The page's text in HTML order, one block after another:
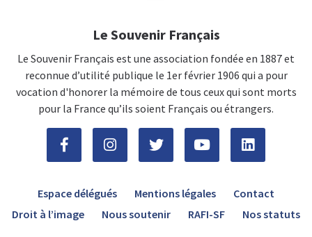
Le Souvenir Français
Le Souvenir Français est une association fondée en 1887 et
reconnue d’utilité publique le 1er février 1906 qui a pour
vocation d'honorer la mémoire de tous ceux qui sont morts
pour la France qu’ils soient Français ou étrangers.
Espace délégués Mentions légales
Contact
Droit à l’image
Nous soutenir RAFI-SF Nos statuts